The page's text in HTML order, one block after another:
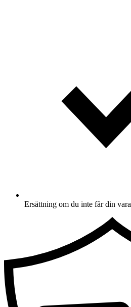
Ersättning om du inte får din vara